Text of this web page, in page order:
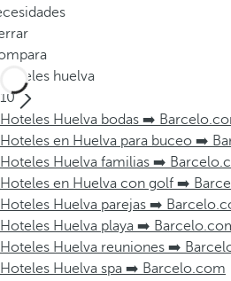
Hoteles huelva
10
Hoteles Huelva bodas ➡️
Hoteles en Huelva para buceo ➡️
Hoteles Huelva familias ➡️
Hoteles en Huelva con golf ➡️
Hoteles Huelva parejas ➡️
Hoteles Huelva playa ➡️
Hoteles Huelva reuniones ➡️
Hoteles Huelva spa ➡️ Barcelo.com